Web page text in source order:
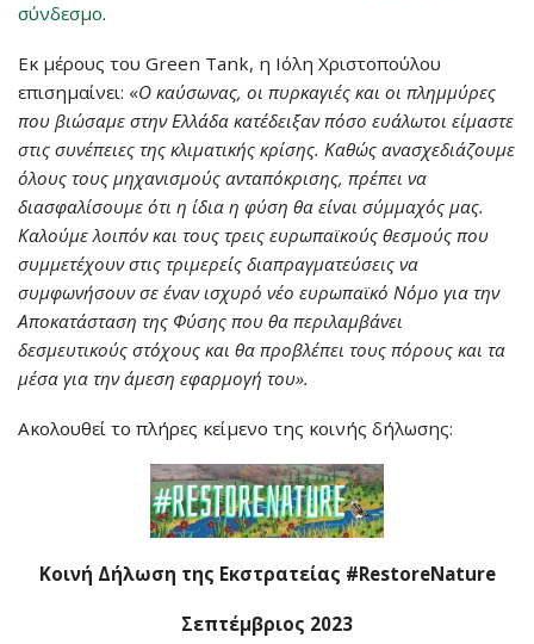
σύνδεσμο.
Εκ μέρους του Green Tank, η Ιόλη Χριστοπούλου
επισημαίνει: «Ο καύσωνας, οι πυρκαγιές και οι πλημμύρες
που βιώσαμε στην Ελλάδα κατέδειξαν πόσο ευάλωτοι είμαστε
στις συνέπειες της κλιματικής κρίσης. Καθώς ανασχεδιάζουμε
όλους τους μηχανισμούς ανταπόκρισης, πρέπει να
διασφαλίσουμε ότι η ίδια η φύση θα είναι σύμμαχός μας.
Καλούμε λοιπόν και τους τρεις ευρωπαϊκούς θεσμούς που
συμμετέχουν στις τριμερείς διαπραγματεύσεις να
συμφωνήσουν σε έναν ισχυρό νέο ευρωπαϊκό Νόμο για την
Αποκατάσταση της Φύσης που θα περιλαμβάνει
δεσμευτικούς στόχους και θα προβλέπει τους πόρους και τα
μέσα για την άμεση εφαρμογή του».
Ακολουθεί το πλήρες κείμενο της κοινής δήλωσης:
Κοινή Δήλωση της Εκστρατείας #RestoreNature
Σεπτέμβριος 2023